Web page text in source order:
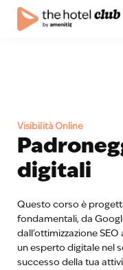
Visibilità Online
digitali
Questo corso è
fondamentali, da
dall'ottimizzazione
un esperto digitale nel
successo della tua